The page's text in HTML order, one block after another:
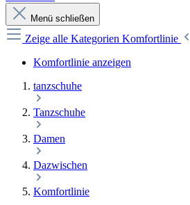
Menü schließen
Zeige alle Kategorien Komfortlinie
Komfortlinie anzeigen
tanzschuhe
Tanzschuhe
Damen
Dazwischen
Komfortlinie